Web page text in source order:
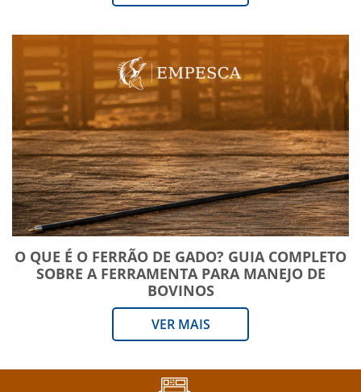
O QUE É O FERRÃO DE GADO? GUIA COMPLETO
SOBRE A FERRAMENTA PARA MANEJO DE
BOVINOS
VER MAIS